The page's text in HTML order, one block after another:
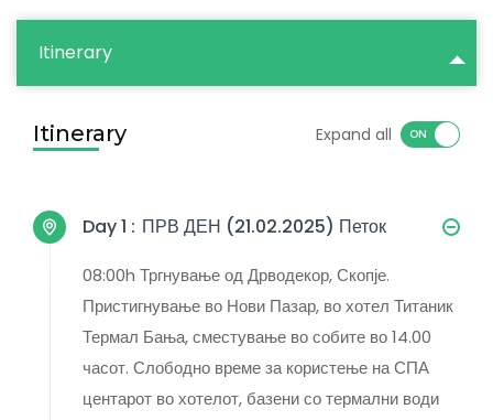
Itinerary
Itinerary Expand all
Day 1 : ПРВ ДЕН (21.02.2025) Петок
08:00h Тргнување од Дрводекор, Скопје.
Пристигнување во Нови Пазар, во хотел Титаник
Термал Бања, сместување во собите во 14.00
часот. Слободно време за користење на СПА
центарот во хотелот, базени со термални води